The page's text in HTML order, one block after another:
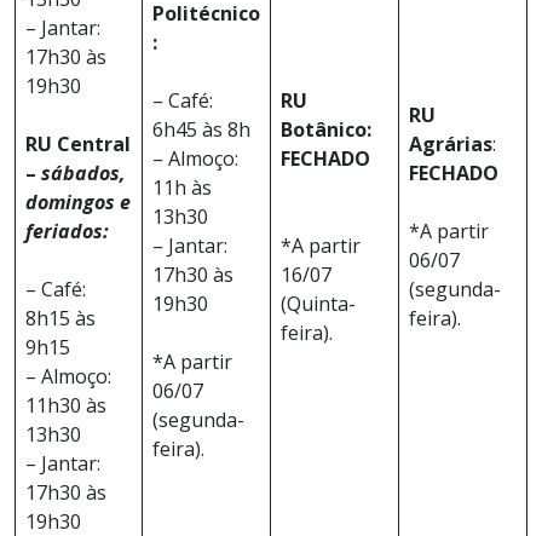
– Jantar:
17h30 às
19h30
RU Central
– sábados,
domingos e
feriados:
– Café:
8h15 às
9h15
– Almoço:
11h30 às
13h30
– Jantar:
17h30 às
19h30
Politécnico
:
– Café:
6h45 às 8h
– Almoço:
11h às
13h30
– Jantar:
17h30 às
19h30
*A partir
06/07
(segunda-
feira).
RU
Botânico:
FECHADO
*A partir
16/07
(Quinta-
feira).
RU
Agrárias:
FECHADO
*A partir
06/07
(segunda-
feira).